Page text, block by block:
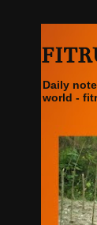
Daily
world -